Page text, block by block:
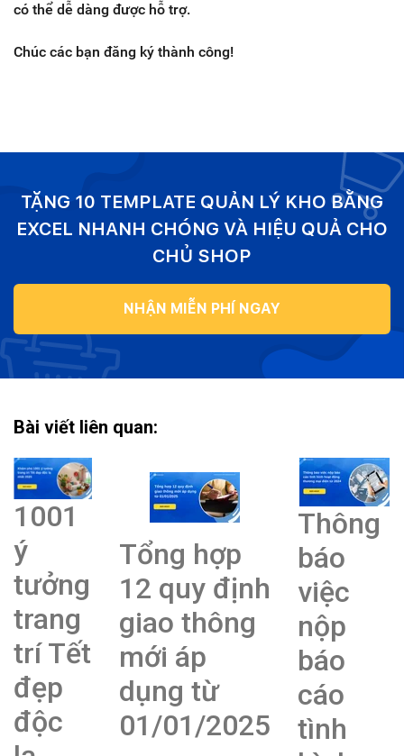
có thể dễ dàng được hỗ trợ.
Chúc các bạn đăng ký thành công!
TẶNG 10 TEMPLATE QUẢN LÝ KHO BẰNG
EXCEL NHANH CHÓNG VÀ HIỆU QUẢ CHO
CHỦ SHOP
NHẬN MIỄN PHÍ NGAY
Bài viết liên quan:
1001
ý
tưởng
trang
trí Tết
đẹp
độc
Tổng hợp
12 quy định
giao thông
mới áp
dụng từ
01/01/2025
Thông
báo
việc
nộp
báo
cáo
tình